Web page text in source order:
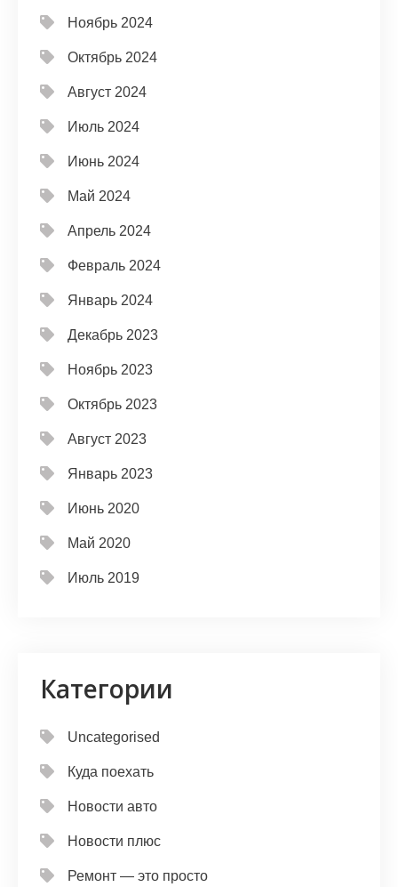
Ноябрь 2024
Октябрь 2024
Август 2024
Июль 2024
Июнь 2024
Май 2024
Апрель 2024
Февраль 2024
Январь 2024
Декабрь 2023
Ноябрь 2023
Октябрь 2023
Август 2023
Январь 2023
Июнь 2020
Май 2020
Июль 2019
Категории
Uncategorised
Куда поехать
Новости авто
Новости плюс
Ремонт — это просто